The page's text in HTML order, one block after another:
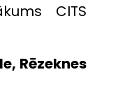
CITS
Rēzeknes